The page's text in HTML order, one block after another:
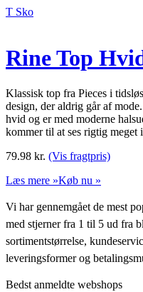
T Sko
Rine Top
Klassisk top fra Pieces i
design, der aldrig går af
hvid og er med moderne
kommer til at ses rigtig meget
79.98 kr. (Vis fragtpris)
Læs mere »Køb nu »
Vi har gennemgået de mest
med stjerner fra 1 til 5 ud fra
sortimentstørrelse,
leveringsformer og
Bedst anmeldte webshops